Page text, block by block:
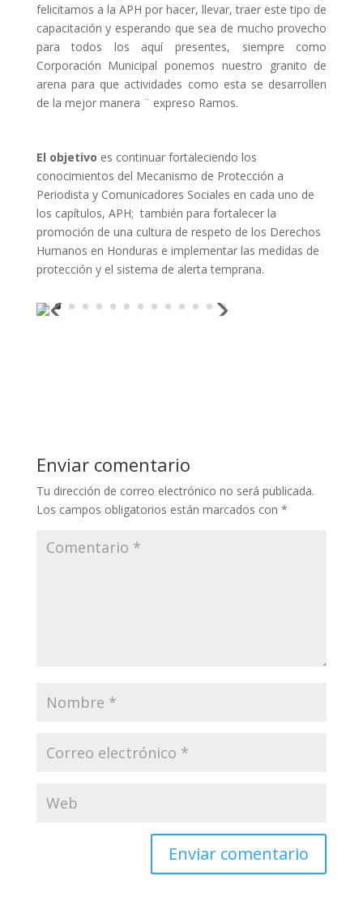
felicitamos a la APH por hacer, llevar, traer este tipo de
capacitación y esperando que sea de mucho provecho
para todos los aquí presentes, siempre como
Corporación Municipal ponemos nuestro granito de
arena para que actividades como esta se desarrollen
de la mejor manera ¨ expreso Ramos.
El objetivo es continuar fortaleciendo los
conocimientos del Mecanismo de Protección a
Periodista y Comunicadores Sociales en cada uno de
los capítulos, APH; también para fortalecer la
promoción de una cultura de respeto de los Derechos
Humanos en Honduras e implementar las medidas de
protección y el sistema de alerta temprana.
Enviar comentario
Tu dirección de correo electrónico no será publicada.
Los campos obligatorios están marcados con *